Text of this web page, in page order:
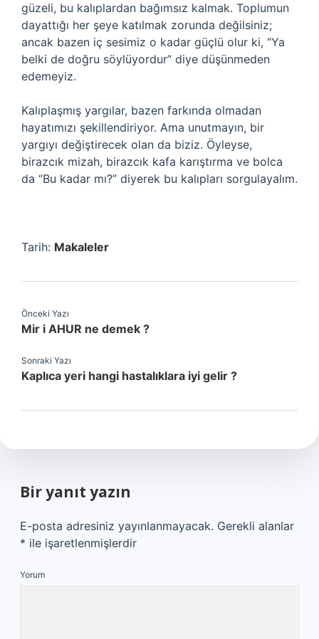
güzeli, bu kalıplardan bağımsız kalmak. Toplumun
dayattığı her şeye katılmak zorunda değilsiniz;
ancak bazen iç sesimiz o kadar güçlü olur ki, “Ya
belki de doğru söylüyordur” diye düşünmeden
edemeyiz.
Kalıplaşmış yargılar, bazen farkında olmadan
hayatımızı şekillendiriyor. Ama unutmayın, bir
yargıyı değiştirecek olan da biziz. Öyleyse,
birazcık mizah, birazcık kafa karıştırma ve bolca
da “Bu kadar mı?” diyerek bu kalıpları sorgulayalım.
Tarih: Makaleler
Önceki Yazı
Mir i AHUR ne demek ?
Sonraki Yazı
Kaplıca yeri hangi hastalıklara iyi gelir ?
Bir yanıt yazın
E-posta adresiniz yayınlanmayacak. Gerekli alanlar
* ile işaretlenmişlerdir
Yorum